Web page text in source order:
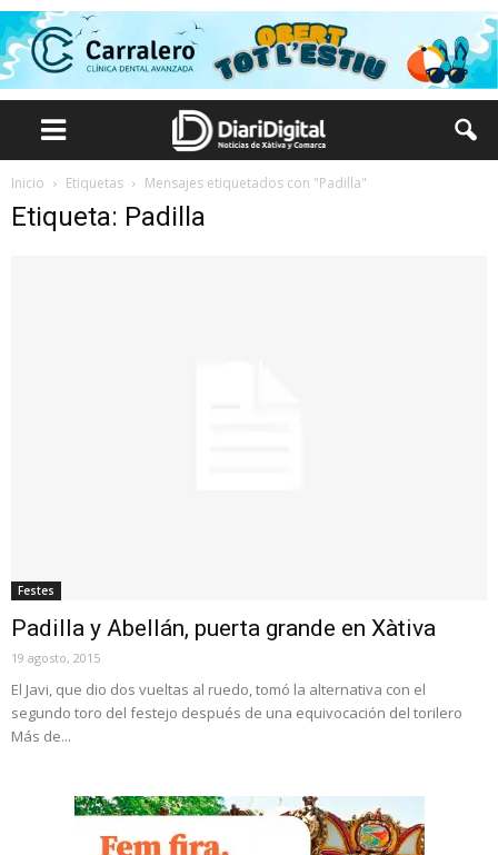
Inicio Etiquetas Mensajes etiquetados con "Padilla"
Etiqueta: Padilla
Festes
Padilla y Abellán, puerta grande en Xàtiva
19 agosto, 2015
El Javi, que dio dos vueltas al ruedo, tomó la alternativa con el
segundo toro del festejo después de una equivocación del torilero
Más de...